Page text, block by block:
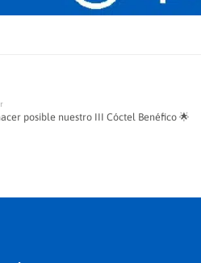
posible nuestro III Cóctel Benéfico 🌟